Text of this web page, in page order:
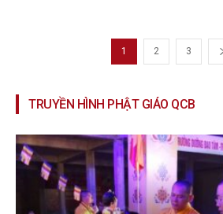
1 2 3
TRUYỀN HÌNH PHẬT GIÁO QCB